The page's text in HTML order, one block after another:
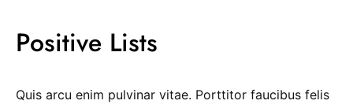
Positive Lists
Quis arcu enim pulvinar vitae. Porttitor faucibus felis